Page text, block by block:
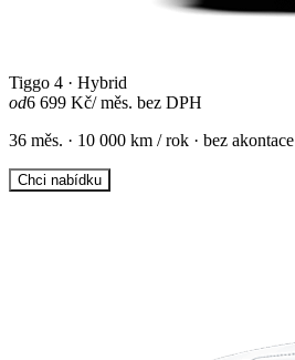
Tiggo 4 · Hybrid
od6 699 Kč/ měs. bez DPH
36 měs. · 10 000 km / rok · bez akontace
Chci nabídku